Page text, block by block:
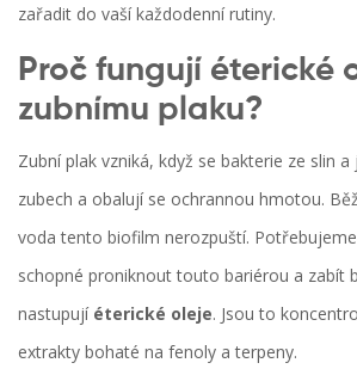
zařadit do vaší každodenní rutiny.
Proč fungují éterické
zubnímu plaku?
Zubní plak vzniká, když se bakterie ze slin a
zubech a obalují se ochrannou hmotou.
voda tento biofilm nerozpuští.
schopné proniknout touto bariérou a zabít
nastupují éterické oleje. Jsou to
extrakty bohaté na fenoly a terpeny.